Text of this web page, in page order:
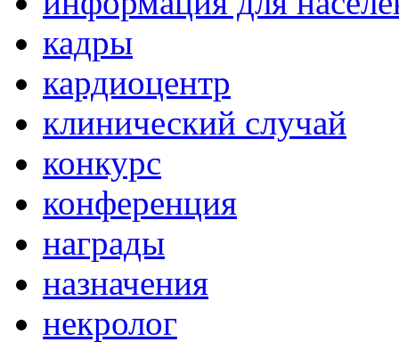
кадры
кардиоцентр
клинический случай
конкурс
конференция
награды
назначения
некролог